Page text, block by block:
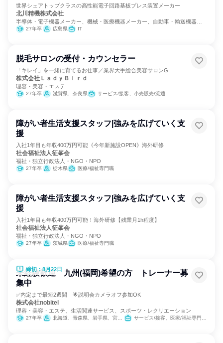
世界シェアトップクラスの高性能電子回路基板プレス装置メーカー
北川精機株式会社
半導体・電子機器メーカー、機械・医療機器メーカー、自動車・輸送機器メ
ーカー27年卒 広島県 IT
脱毛サロンの受付・カウンセラー
「キレイ」を一緒に育てるお仕事／業界大手総合美容サロンG
株式会社ＬａｄｙＢｉｒｄ
理容・美容・エステ
27年卒 滋賀県、奈良県 サービス/接客、小売販売/流通
障がい者生活支援スタッフ|強みを広げていく支
援
入社1年目も年収400万円可能《今年新施設OPEN》海外研修
社会福祉法人征峯会
福祉・独立行政法人・NGO・NPO
27年卒 栃木県 医療/福祉専門職
障がい者生活支援スタッフ|強みを広げていく支
援
入社1年目も年収400万円可能！海外研修【残業月1h程度】
社会福祉法人征峯会
福祉・独立行政法人・NGO・NPO
27年卒 茨城県 医療/福祉専門職
締切：8月22日
未経験歓迎 九州(福岡)希望の方 トレーナー募
集中
✅内定まで最短2週間 🌟説明会カメラオフ参加OK
株式会社nobitel
理容・美容・エステ、生活関連サービス、スポーツ・レクリエーション
27年卒 北海道、青森県、岩手県、宮城県、秋田県、山形県、福島県、茨城県、栃木県、群馬県、埼玉県、千葉県、東京都、神奈川県、新潟県、富山県、石川県、福井県、山梨県、長野県、岐阜県、静岡県、愛知県、三重県、滋賀県、京都府、大阪府、兵庫県、奈良県、和歌山県、鳥取県、島根県、岡山県、広島県、山口県、徳島県、香川県、愛媛県、高知県、福岡県、佐賀県、長崎県、熊本県、大分県、宮崎県、鹿児島県、沖縄県 サービス/接客、医療/福祉専門職、教育/保育専門職、小売販売/流通